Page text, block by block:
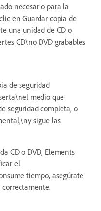
necesario para la
en Guardar copia de
una unidad de CD o
CD\no DVD grabables
de seguridad
medio que
seguridad completa, o
sigue las
CD o DVD, Elements
el
tiempo, asegúrate
correctamente.